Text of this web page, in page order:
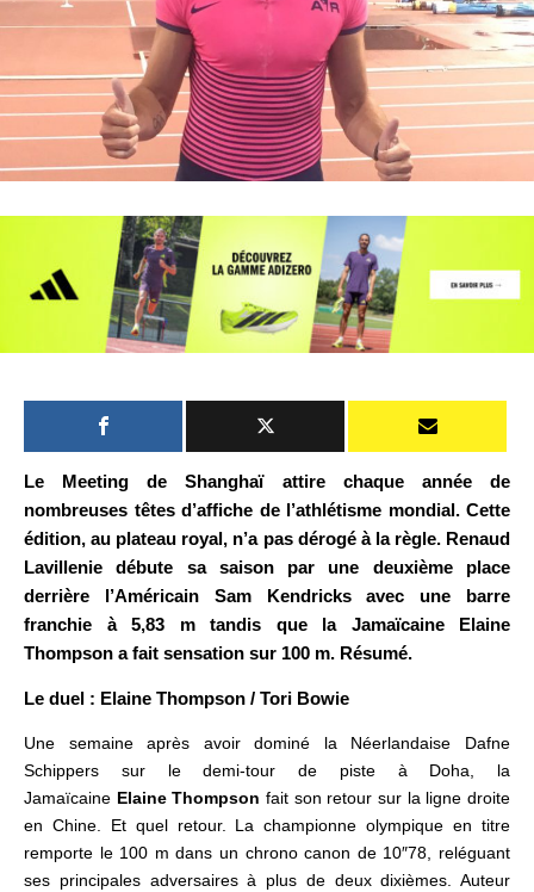
Le Meeting de Shanghaï attire chaque année de
nombreuses têtes d’affiche de l’athlétisme mondial. Cette
édition, au plateau royal, n’a pas dérogé à la règle. Renaud
Lavillenie débute sa saison par une deuxième place
derrière l’Américain Sam Kendricks avec une barre
franchie à 5,83 m tandis que la JamaïcaineElaine
Thompson a fait sensation sur 100 m. Résumé.
Le duel : Elaine Thompson / Tori Bowie
Une semaine après avoir dominé la Néerlandaise Dafne
Schippers sur le demi-tour de piste à Doha, la
Jamaïcaine Elaine Thompson fait son retour sur la ligne droite
en Chine. Et quel retour. La championne olympique en titre
remporte le 100 m dans un chrono canon de 10″78, reléguant
ses principales adversaires à plus de deux dixièmes. Auteur